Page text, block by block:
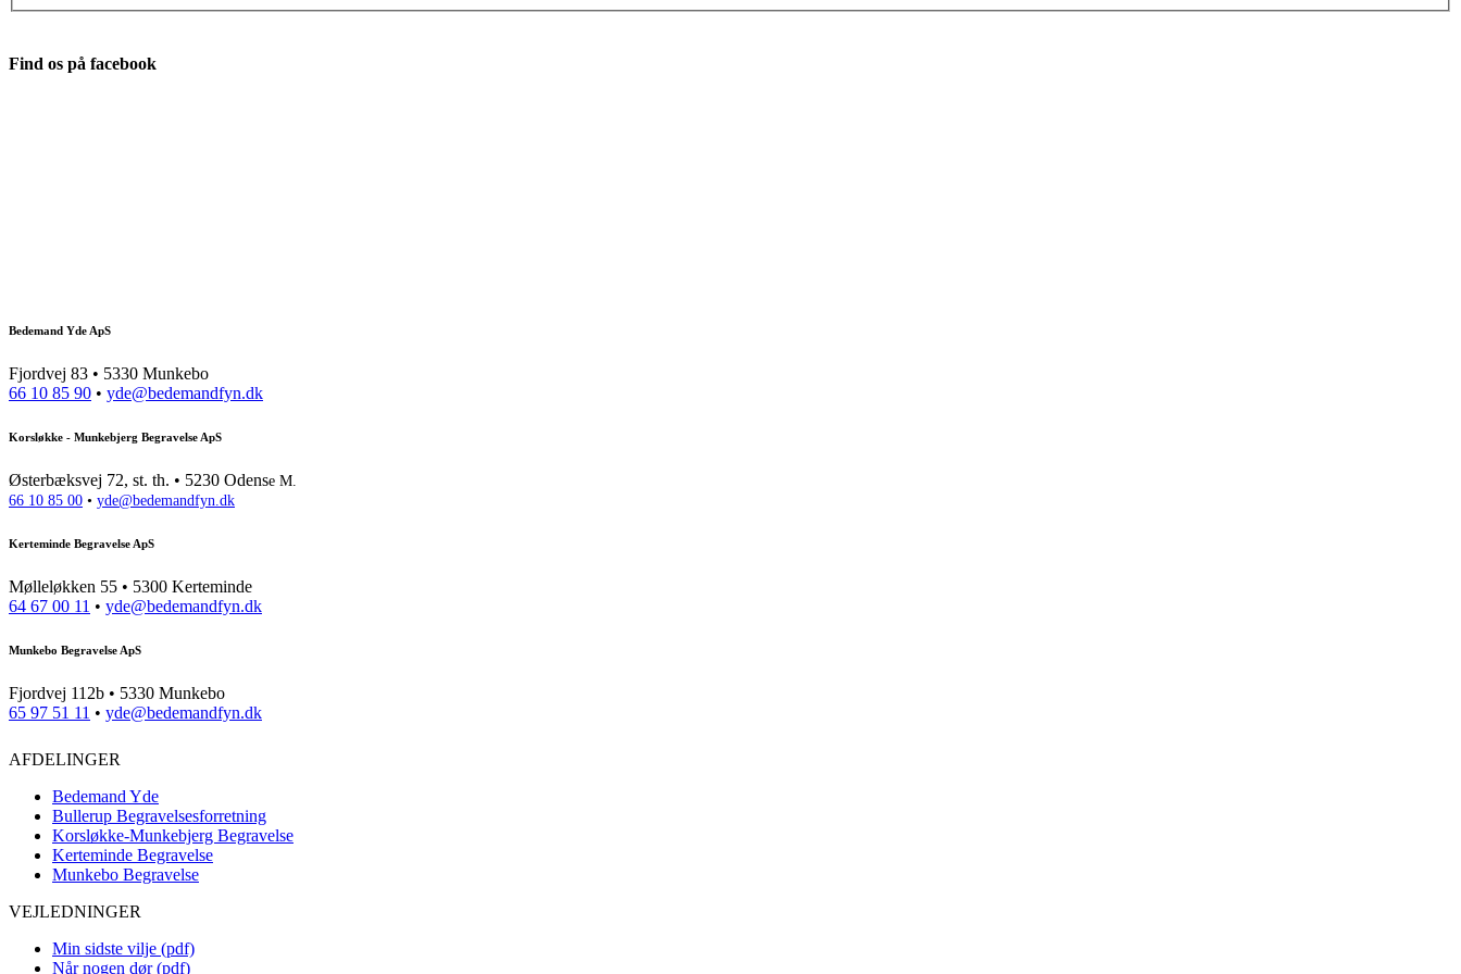
Find os på facebook
Bedemand Yde ApS
Fjordvej 83 • 5330 Munkebo
66 10 85 90 • yde@bedemandfyn.dk
Korsløkke - Munkebjerg Begravelse ApS
Østerbæksvej 72, st. th. • 5230 Odense M.
66 10 85 00 • yde@bedemandfyn.dk
Kerteminde Begravelse ApS
Mølleløkken 55 • 5300 Kerteminde
64 67 00 11 • yde@bedemandfyn.dk
Munkebo Begravelse ApS
Fjordvej 112b • 5330 Munkebo
65 97 51 11 • yde@bedemandfyn.dk
AFDELINGER
Bedemand Yde
Bullerup Begravelsesforretning
Korsløkke-Munkebjerg Begravelse
Kerteminde Begravelse
Munkebo Begravelse
VEJLEDNINGER
Min sidste vilje (pdf)
Når nogen dør (pdf)